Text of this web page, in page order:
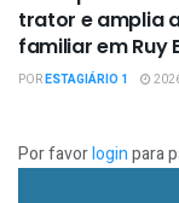
trator e amplia
familiar em Ruy
PORESTAGIÁRIO 1
Por favorloginpara